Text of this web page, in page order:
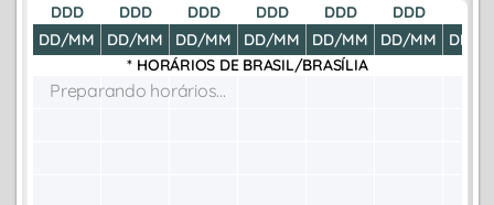
DDD
DD/MM
DDD
DD/MM
DDD
DD/MM
DDD
DD/MM
DDD
DD/MM
DDD
DD/MM
DD/
* HORÁRIOS DE BRASIL/BRASÍLIA
Preparando horários...